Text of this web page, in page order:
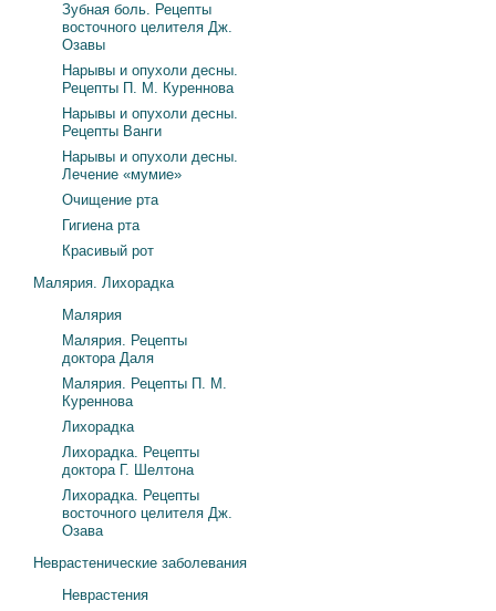
Зубная боль. Рецепты
восточного целителя Дж.
Озавы
Нарывы и опухоли десны.
Рецепты П. М. Куреннова
Нарывы и опухоли десны.
Рецепты Ванги
Нарывы и опухоли десны.
Лечение «мумие»
Очищение рта
Гигиена рта
Красивый рот
Малярия. Лихорадка
Малярия
Малярия. Рецепты
доктора Даля
Малярия. Рецепты П. М.
Куреннова
Лихорадка
Лихорадка. Рецепты
доктора Г. Шелтона
Лихорадка. Рецепты
восточного целителя Дж.
Озава
Неврастенические заболевания
Неврастения